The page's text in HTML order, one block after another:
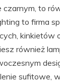
czarnym, to
to firma
kinkietów
również
sufitowe,